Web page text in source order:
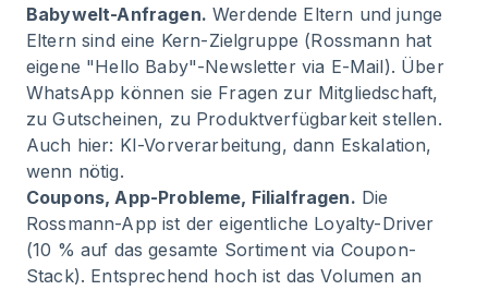
Babywelt-Anfragen. Werdende Eltern und junge
Eltern sind eine Kern-Zielgruppe (Rossmann hat
eigene "Hello Baby"-Newsletter via E-Mail). Über
WhatsApp können sie Fragen zur Mitgliedschaft,
zu Gutscheinen, zu Produktverfügbarkeit stellen.
Auch hier: KI-Vorverarbeitung, dann Eskalation,
wenn nötig.
Coupons, App-Probleme, Filialfragen. Die
Rossmann-App ist der eigentliche Loyalty-Driver
(10 % auf das gesamte Sortiment via Coupon-
Stack). Entsprechend hoch ist das Volumen an